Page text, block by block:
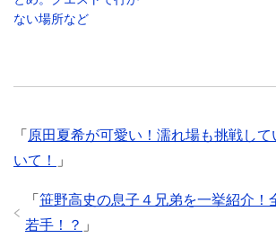
ない場所など
「 原田夏希が可愛い！濡れ場も挑戦し
いて！
」
「 笹野高史の息子４兄弟を一挙紹介！
若手！？ 」